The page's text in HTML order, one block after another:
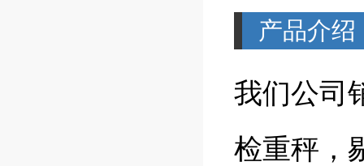
产品介绍
我们公司
检重秤，